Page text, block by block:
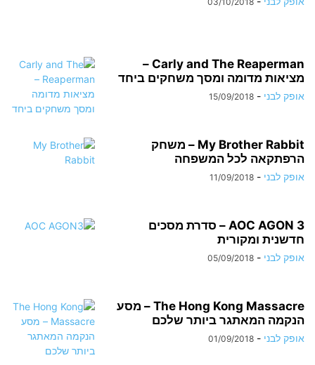
Carly and The Reaperman –
מציאות מדומה ומסך משחקים ביחד
אופק לבני -
15/09/2018
My Brother Rabbit – משחק
הרפתקאה לכל המשפחה
אופק לבני -
11/09/2018
AOC AGON 3 – סדרת מסכים
חדשנית ומקורית
אופק לבני -
05/09/2018
The Hong Kong Massacre – מסע
הנקמה המאתגר ביותר שלכם
אופק לבני -
01/09/2018